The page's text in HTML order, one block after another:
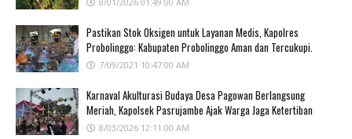
Pastikan Stok Oksigen untuk Layanan Medis, Kapolres
Probolinggo: Kabupaten Probolinggo Aman dan Tercukupi.
7/09/2021 10:47:00 AM
Karnaval Akulturasi Budaya Desa Pagowan Berlangsung
Meriah, Kapolsek Pasrujambe Ajak Warga Jaga Ketertiban
8/03/2026 12:11:00 AM